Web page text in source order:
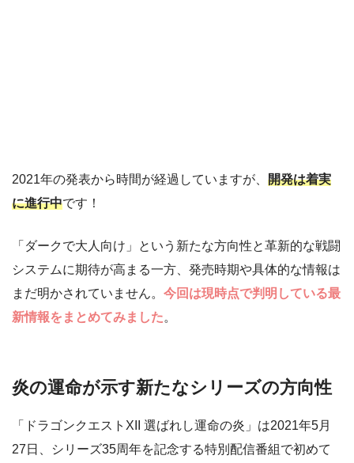
2021年の発表から時間が経過していますが、 開発は着実
に進行中です！
「ダークで大人向け」という新たな方向性と革新的な戦闘
システムに期待が高まる一方、発売時期や具体的な情報は
まだ明かされていません。 今回は現時点で判明している最
新情報をまとめてみました。
炎の運命が示す新たなシリーズの方向性
「ドラゴンクエストXII 選ばれし運命の炎」は2021年5月
27日、シリーズ35周年を記念する特別配信番組で初めて